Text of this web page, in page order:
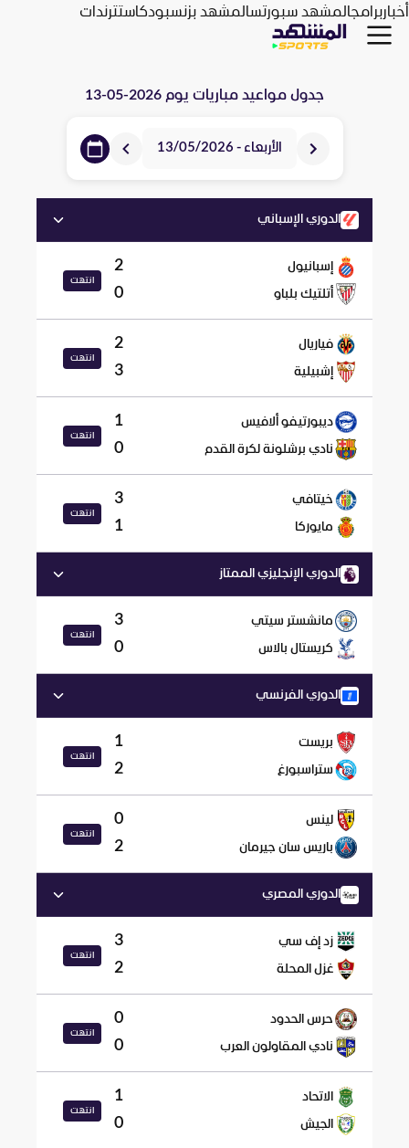
أخباربرامجالمشهد سبورتسالمشهد بزنسبودكاستترندات
جدول مواعيد مباريات يوم 2026-05-13
الأربعاء - 13/05/2026
الدوري الإسباني
إسبانيول 2
أتلتيك بلباو 0
انتهت
فياريال 2
إشبيلية 3
انتهت
ديبورتيفو ألافيس 1
نادي برشلونة لكرة القدم 0
انتهت
خيتافي 3
مايوركا 1
انتهت
الدوري الإنجليزي الممتاز
مانشستر سيتي 3
كريستال بالاس 0
انتهت
الدوري الفرنسي
بريست 1
ستراسبورغ 2
انتهت
لينس 0
باريس سان جيرمان 2
انتهت
الدوري المصري
زد إف سي 3
غزل المحلة 2
انتهت
حرس الحدود 0
نادي المقاولون العرب 0
انتهت
الاتحاد 1
الجيش 0
انتهت